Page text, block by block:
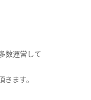
数運営して
ます。